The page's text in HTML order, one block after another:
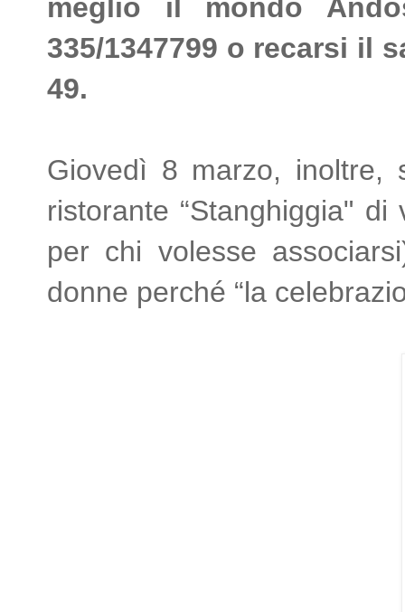
meglio il mondo
335/1347799 o recarsi il
49.
Giovedì 8 marzo,
ristorante “Stanghiggia"
per chi volesse
donne perché “la